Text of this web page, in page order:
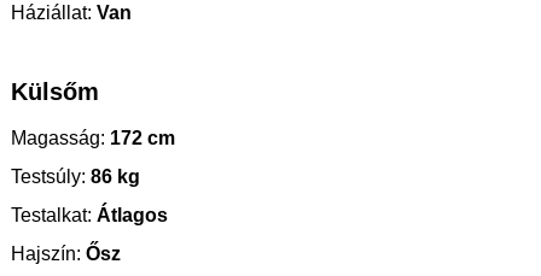
Háziállat: Van
Külsőm
Magasság: 172 cm
Testsúly: 86 kg
Testalkat: Átlagos
Hajszín: Ősz